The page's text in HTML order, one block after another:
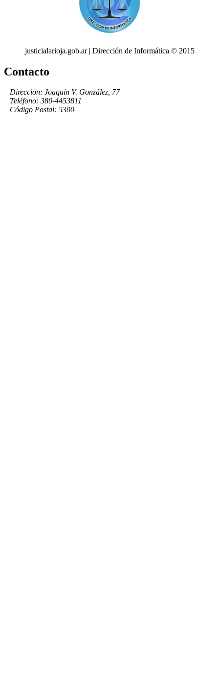
justicialarioja.gob.ar | Dirección de Informática © 2015
Contacto
Dirección: Joaquín V. González, 77
Teléfono: 380-4453811
Código Postal: 5300